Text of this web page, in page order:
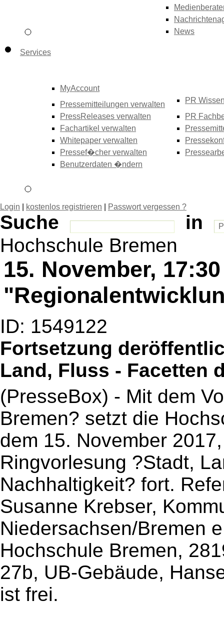
News
Services
MyAccount
Pressemitteilungen verwalten
PressReleases verwalten
Fachartikel verwalten
Whitepaper verwalten
Pressef�cher verwalten
Benutzerdaten �ndern
PR
PR
Login kostenlos registrieren Passwort vergessen ?
Suche
in
Hochschule Bremen
15. November,
ID: 1549122
Fortsetzung
Land, Fluss - Facetten
(PresseBox) - Mit dem
Bremen? setzt die
dem 15. November
Ringvorlesung ?Stadt,
Nachhaltigkeit? fort.
Susanne Krebser,
Niedersachsen/Bremen
Hochschule Bremen,
27b, UB-Gebäude,
ist frei.